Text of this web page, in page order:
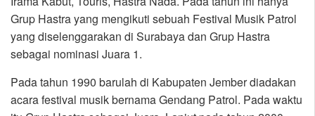
Grup Hastra yang mengikuti sebuah Festival Musik Patrol
yang diselenggarakan di Surabaya dan Grup Hastra
sebagai nominasi Juara 1.
Pada tahun 1990 barulah di Kabupaten Jember diadakan
acara festival musik bernama Gendang Patrol. Pada waktu